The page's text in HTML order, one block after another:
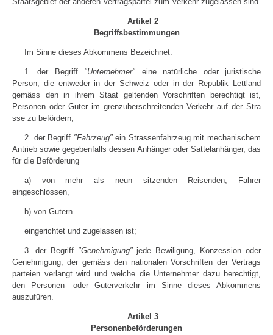
Artikel 2
Begriffsbestimmungen
Im Sinne dieses Abkommens Bezeichnet:
1. der Begriff "Unternehmer" eine natūrliche oder juristische
Person, die entweder in der Schweiz oder in der Republik Lettland
gemäss den in ihrem Staat geltenden Vorschriften berechtigt ist,
Personen oder Gūter im grenzūberschreitenden Verkehr auf der Stra
sse zu befördern;
2. der Begriff "Fahrzeug"ein Strassenfahrzeug mit mechanischem
Antrieb sowie gegebenfalls dessen Anhänger oder Sattelanhänger, das
fūr die Beförderung
a) von mehr als neun sitzenden Reisenden, Fahrer
eingeschlossen,
b) von Gūtern
eingerichtet und zugelassen ist;
3. der Begriff "Genehmigung"jede Bewiligung, Konzession oder
Genehmigung, der gemäss den nationalen Vorschriften der Vertrags
parteien verlangt wird und welche die Unternehmer dazu berechtigt,
den Personen- oder Gūterverkehr im Sinne dieses Abkommens
auszufūren.
Artikel 3
Personenbeförderungen